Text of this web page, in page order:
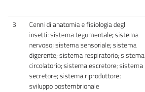
3
Cenni di anatomia e fisiologia degli
insetti: sistema tegumentale; sistema
nervoso; sistema sensoriale; sistema
digerente; sistema respiratorio; sistema
circolatorio; sistema escretore; sistema
secretore; sistema riproduttore;
sviluppo postembrionale